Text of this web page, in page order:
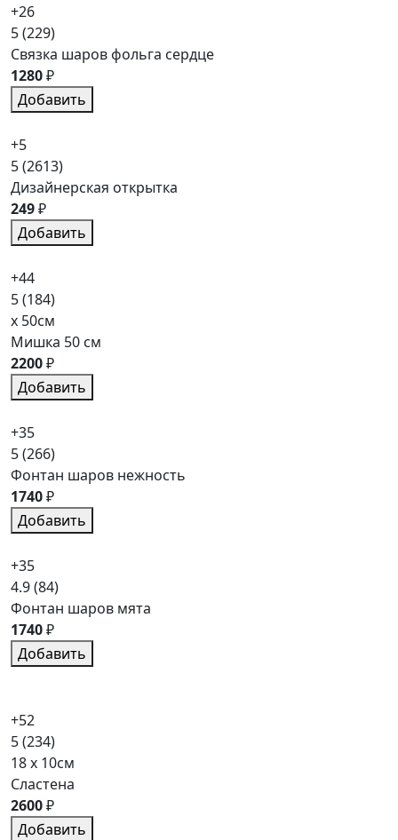
+26
5(229)
Связка шаров фольга сердце
1280₽
Добавить
+5
5(2613)
Дизайнерская открытка
249₽
Добавить
+44
5(184)
x 50см
Мишка 50 см
2200₽
Добавить
+35
5(266)
Фонтан шаров нежность
1740₽
Добавить
+35
4.9(84)
Фонтан шаров мята
1740₽
Добавить
+52
5(234)
18 x 10см
Сластена
2600₽
Добавить